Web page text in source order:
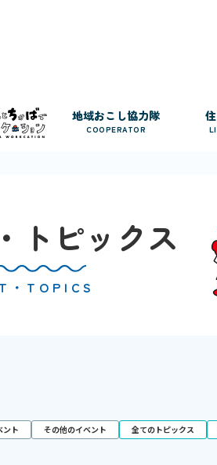
地域おこし協力隊
COOPERATOR
トピックス
・TOPICS
ント その他のイベント 全てのトピックス